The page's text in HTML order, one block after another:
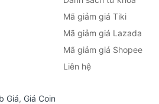
Mã giảm giá Tiki
Mã giảm giá Lazada
Mã giảm giá Shopee
Liên hệ
Giá, Giá Coin